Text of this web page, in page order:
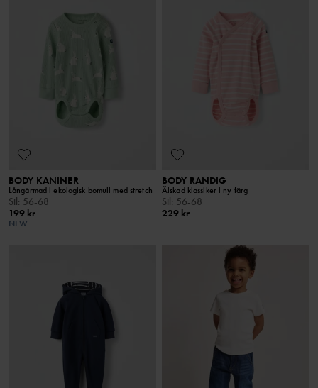
BODY KANINER
Långärmad i ekologisk bomull med stretch
Stl: 56-68
199 kr
NEW
BODY RANDIG
Älskad klassiker i ny färg
Stl: 56-68
229 kr